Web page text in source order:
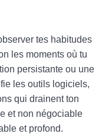
tes habitudes
les moments où tu
persistante ou une
les outils logiciels,
qui drainent ton
et non négociable
et profond.